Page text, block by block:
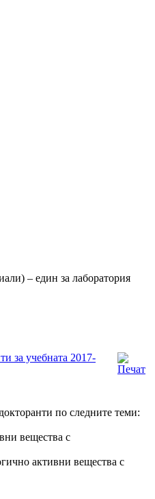
– един за лаборатория
за учебната 2017-
по следните теми:
вещества с
активни вещества с